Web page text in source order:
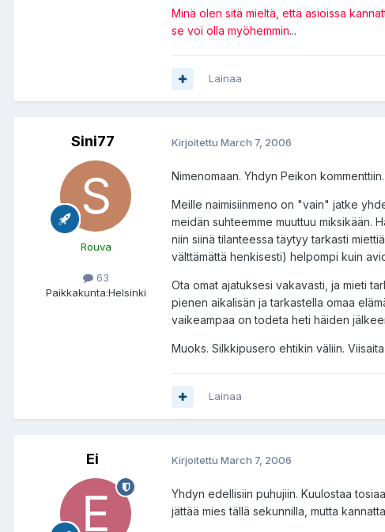
Minä olen sitä mieltä, että asioissa
se voi olla myöhemmin...
Lainaa
Sini77
Rouva
63
Paikkakunta:Helsinki
Kirjoitettu March 7, 2006
Nimenomaan. Yhdyn Peikon kommenttiin.
Meille naimisiinmeno on "vain" jatke
meidän suhteemme muuttuu miksikään.
niin siinä tilanteessa täytyy tarkasti
välttämättä henkisesti) helpompi kuin
Ota omat ajatuksesi vakavasti, ja mieti
pienen aikalisän ja tarkastella omaa
vaikeampaa on todeta heti häiden
Muoks. Silkkipusero ehtikin väliin.
Lainaa
Ei Kirjoitettu March 7, 2006
Yhdyn edellisiin puhujiin. Kuulostaa
jättää mies tällä sekunnilla, mutta